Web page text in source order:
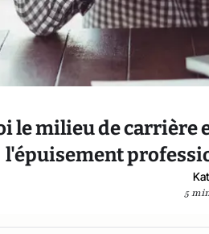
le milieu de carrière
l'épuisement
5